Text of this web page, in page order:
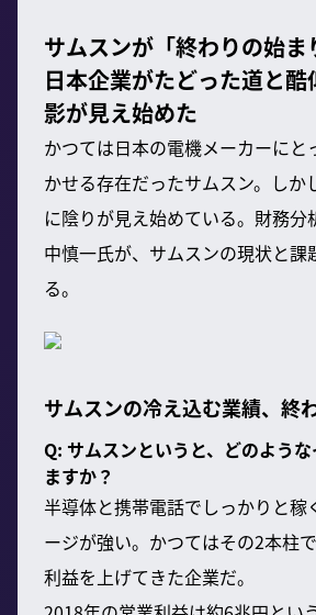
サムスンが「終わりの始ま
日本企業がたどった道と
影が見え始めた
かつては日本の電機メーカーにと
かせる存在だったサムスン。しか
に陰りが見え始めている。財務分
中慎一氏が、サムスンの現状と課
る。
サムスンの冷え込む業績、終
Q: サムスンというと、どのよう
ますか？
半導体と携帯電話でしっかりと稼
ージが強い。かつてはその2本柱
利益を上げてきた企業だ。